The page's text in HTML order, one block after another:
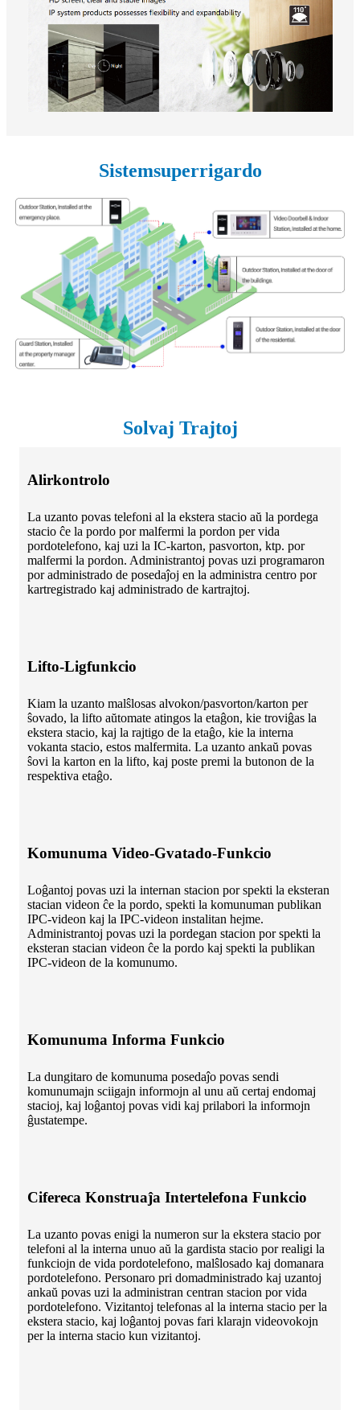
Sistemsuperrigardo
Solvaj Trajtoj
Alirkontrolo
La uzanto povas telefoni al la ekstera stacio aŭ la pordega
stacio ĉe la pordo por malfermi la pordon per vida
pordotelefono, kaj uzi la IC-karton, pasvorton, ktp. por
malfermi la pordon. Administrantoj povas uzi programaron
por administrado de posedaĵoj en la administra centro por
kartregistrado kaj administrado de kartrajtoj.
Lifto-Ligfunkcio
Kiam la uzanto malŝlosas alvokon/pasvorton/karton per
ŝovado, la lifto aŭtomate atingos la etaĝon, kie troviĝas la
ekstera stacio, kaj la rajtigo de la etaĝo, kie la interna
vokanta stacio, estos malfermita. La uzanto ankaŭ povas
ŝovi la karton en la lifto, kaj poste premi la butonon de la
respektiva etaĝo.
Komunuma Video-Gvatado-Funkcio
Loĝantoj povas uzi la internan stacion por spekti la eksteran
stacian videon ĉe la pordo, spekti la komunuman publikan
IPC-videon kaj la IPC-videon instalitan hejme.
Administrantoj povas uzi la pordegan stacion por spekti la
eksteran stacian videon ĉe la pordo kaj spekti la publikan
IPC-videon de la komunumo.
Komunuma Informa Funkcio
La dungitaro de komunuma posedaĵo povas sendi
komunumajn sciigajn informojn al unu aŭ certaj endomaj
stacioj, kaj loĝantoj povas vidi kaj prilabori la informojn
ĝustatempe.
Cifereca Konstruaĵa Intertelefona Funkcio
La uzanto povas enigi la numeron sur la ekstera stacio por
telefoni al la interna unuo aŭ la gardista stacio por realigi la
funkciojn de vida pordotelefono, malŝlosado kaj domanara
pordotelefono. Personaro pri domadministrado kaj uzantoj
ankaŭ povas uzi la administran centran stacion por vida
pordotelefono. Vizitantoj telefonas al la interna stacio per la
ekstera stacio, kaj loĝantoj povas fari klarajn videovokojn
per la interna stacio kun vizitantoj.